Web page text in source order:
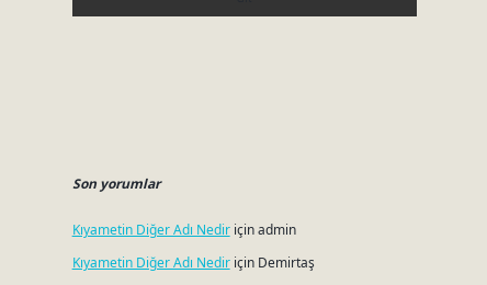
Son yorumlar
Kıyametin Diğer Adı Nediriçinadmin
Kıyametin Diğer Adı Nediriçin Demirtaş